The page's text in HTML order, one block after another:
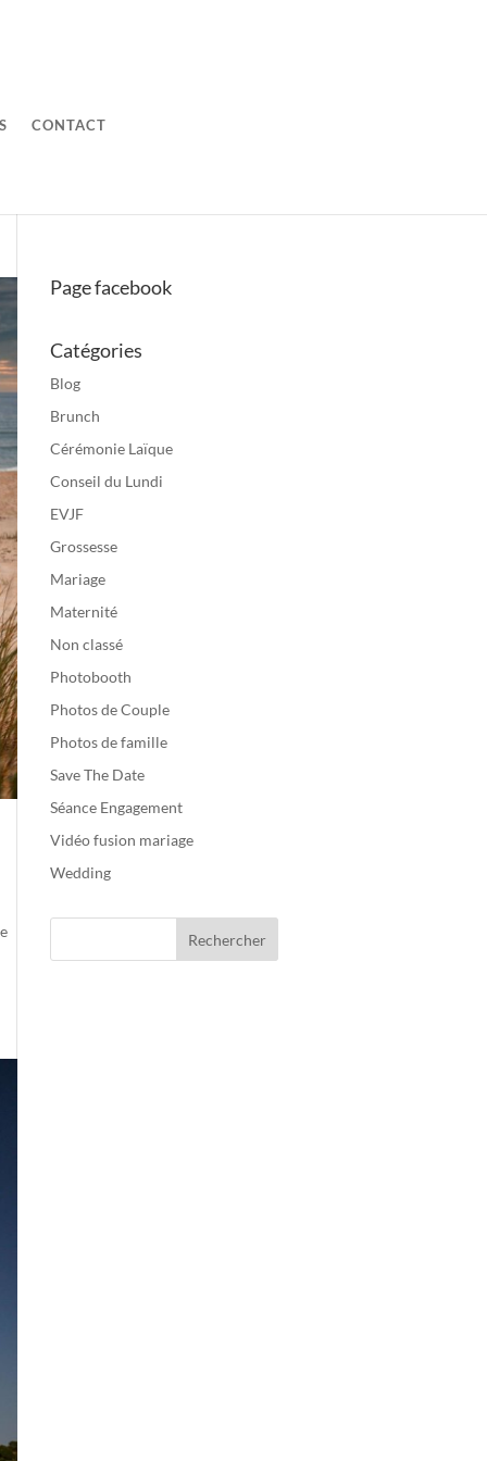
CONTACT
Page facebook
Catégories
Blog
Brunch
Cérémonie Laïque
Conseil du Lundi
EVJF
Grossesse
Mariage
Maternité
Non classé
Photobooth
Photos de Couple
Photos de famille
Save The Date
Séance Engagement
Vidéo fusion mariage
Wedding